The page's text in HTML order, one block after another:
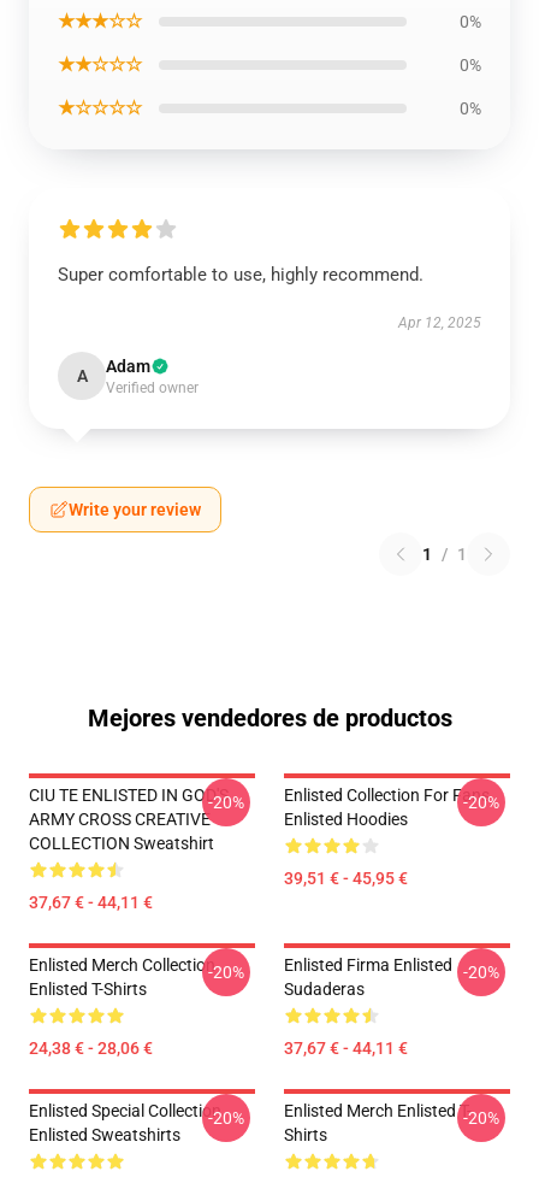
★★★☆☆ 0%
★★☆☆☆ 0%
★☆☆☆☆ 0%
Super comfortable to use, highly recommend.
Apr 12, 2025
A Adam
Verified owner
Write your review
1 / 1
Mejores vendedores de productos
CIU TE ENLISTED IN GOD'S
ARMY CROSS CREATIVE
COLLECTION Sweatshirt
37,67 € - 44,11 €
-20%
Enlisted Collection For Fans
Enlisted Hoodies
39,51 € - 45,95 €
-20%
Enlisted Merch Collection
Enlisted T-Shirts
24,38 € - 28,06 €
-20%
Enlisted Firma Enlisted
Sudaderas
37,67 € - 44,11 €
-20%
Enlisted Special Collection
Enlisted Sweatshirts
-20%
Enlisted Merch Enlisted T-
Shirts
-20%